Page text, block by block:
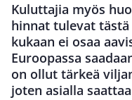
Kuluttajia myös
hinnat tulevat
kukaan ei osaa
Euroopassa
on ollut tärkeä
joten asialla